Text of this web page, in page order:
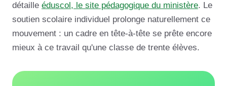
détaille éduscol, le site pédagogique du ministère. Le
soutien scolaire individuel prolonge naturellement ce
mouvement : un cadre en tête-à-tête se prête encore
mieux à ce travail qu'une classe de trente élèves.